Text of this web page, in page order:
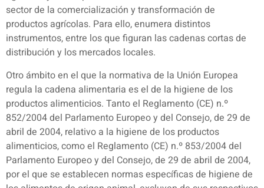
sector de la comercialización y transformación de
productos agrícolas. Para ello, enumera distintos
instrumentos, entre los que figuran las cadenas cortas de
distribución y los mercados locales.
Otro ámbito en el que la normativa de la Unión Europea
regula la cadena alimentaria es el de la higiene de los
productos alimenticios. Tanto el Reglamento (CE) n.º
852/2004 del Parlamento Europeo y del Consejo, de 29 de
abril de 2004, relativo a la higiene de los productos
alimenticios, como el Reglamento (CE) n.º 853/2004 del
Parlamento Europeo y del Consejo, de 29 de abril de 2004,
por el que se establecen normas específicas de higiene de